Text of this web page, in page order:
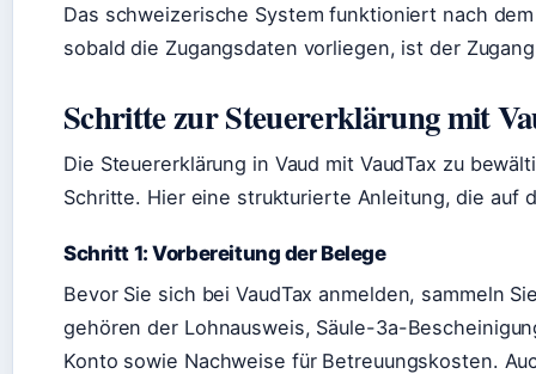
Das schweizerische System funktioniert nach
sobald die Zugangsdaten vorliegen, ist der
Schritte zur Steuererklärung mit
Die Steuererklärung in Vaud mit VaudTax zu
Schritte. Hier eine strukturierte Anleitung, die auf
Schritt 1: Vorbereitung der Belege
Bevor Sie sich bei VaudTax anmelden, sammeln
gehören der Lohnausweis, Säule-3a-
Konto sowie Nachweise für Betreuungskosten.